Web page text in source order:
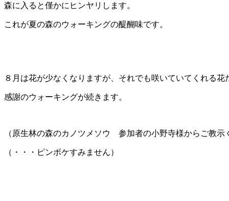
森に入ると僅かにヒンヤリします。
これが夏の森のウォーキングの醍醐味です。
８月は花が少なくなりますが、それでも咲いていてくれる花
感謝のウォーキングが続きます。
（原生林の森のカノツメソウ 参加者の小野寺様からご教示
（・・・ピンボケすみません）